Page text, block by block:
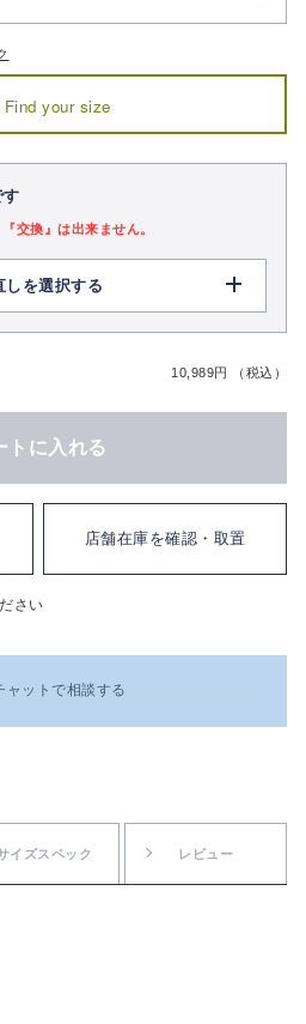
Find your size
す
交換』は出来ません。
しを選択する
10,989円 （税込）
トに入れる
店舗在庫を確認・取置
さい
ャットで相談する
イズスペック レビュー